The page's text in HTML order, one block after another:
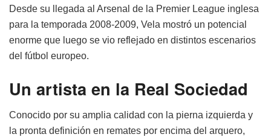
Desde su llegada al Arsenal de la Premier League inglesa
para la temporada 2008-2009, Vela mostró un potencial
enorme que luego se vio reflejado en distintos escenarios
del fútbol europeo.
Un artista en la Real Sociedad
Conocido por su amplia calidad con la pierna izquierda y
la pronta definición en remates por encima del arquero,